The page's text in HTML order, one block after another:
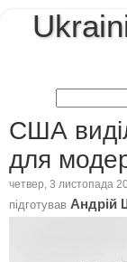
США
для
четвер, 3 листопада
підготував Андрій